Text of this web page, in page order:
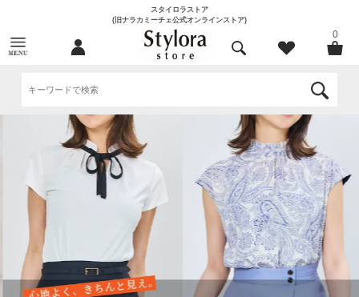
スタイロラストア
(旧ナラカミーチェ公式オンラインストア)
0